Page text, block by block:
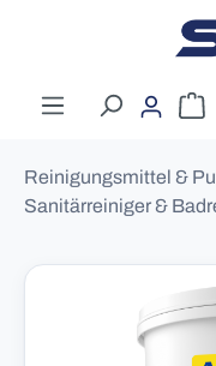
Zum Hauptinhalt
Reinigungsmittel &
Sanitärreiniger &
Bildergalerie